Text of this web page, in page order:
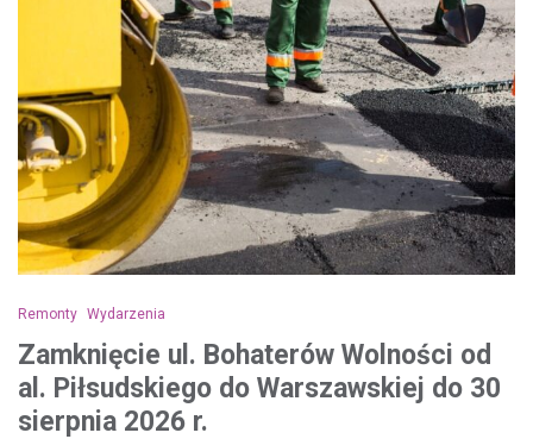
Remonty Wydarzenia
Zamknięcie ul. Bohaterów Wolności od
al. Piłsudskiego do Warszawskiej do 30
sierpnia 2026 r.